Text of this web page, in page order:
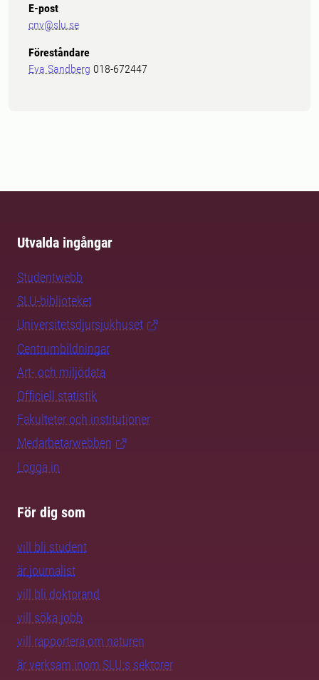
E-post
cnv@slu.se
Föreståndare
Eva Sandberg 018-672447
Utvalda ingångar
Studentwebb
SLU-biblioteket
Universitetsdjursjukhuset
Centrumbildningar
Art- och miljödata
Officiell statistik
Fakulteter och institutioner
Medarbetarwebben
Logga in
För dig som
vill bli student
är journalist
vill bli doktorand
vill söka jobb
vill rapportera om naturen
är verksam inom SLU:s sektorer